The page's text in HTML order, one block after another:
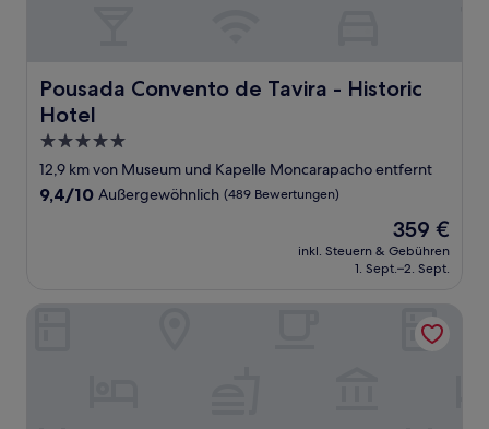
Pousada Convento de Tavira - Historic
Hotel
Pousada Convento de Tavira - Historic Hotel
5.0-
Sterne-
Unterkunft
12,9 km von Museum und Kapelle Moncarapacho entfernt
9.4
9,4/10 Außergewöhnlich (489 Bewertungen)
Der
Preis
beträgt
359 €
inkl. Steuern & Gebühren
1. Sept.–2. Sept.